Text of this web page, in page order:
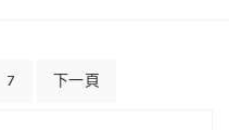
7 下一頁